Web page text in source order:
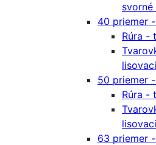
40 priemer
Rúra -
50 priemer
Rúra -
63 priemer